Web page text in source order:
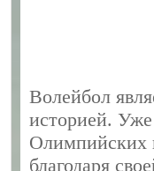
Волейбол
историей.
Олимпийских
благодаря